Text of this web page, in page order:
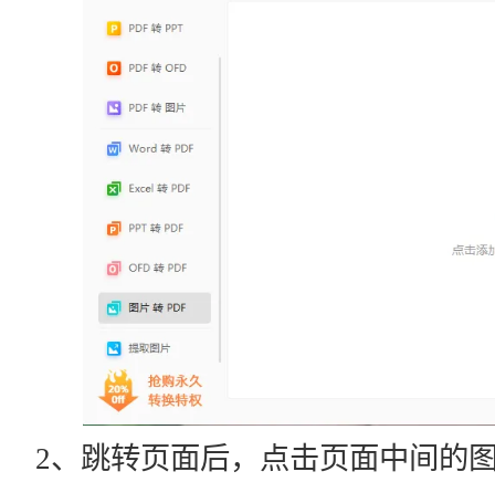
2、跳转页面后，点击页面中间的